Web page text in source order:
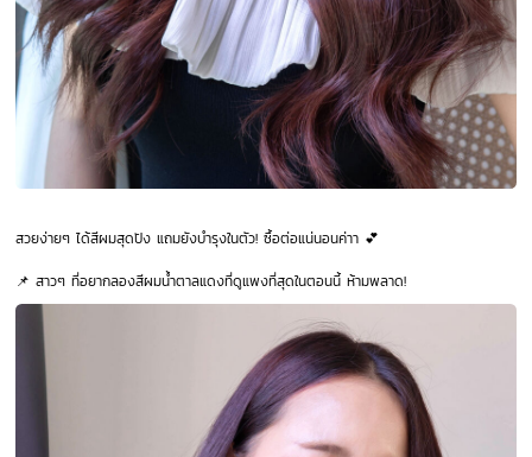
สวยง่ายๆ ได้สีผมสุดปัง แถมยังบำรุงในตัว! ซื้อต่อแน่นอนค่าา 💕
📌 สาวๆ ที่อยากลองสีผมน้ำตาลแดงที่ดูแพงที่สุดในตอนนี้ ห้ามพลาด!